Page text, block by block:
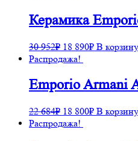
Керамика
30 952₽ 18 890₽ В корзину
Распродажа!
Emporio Armani
22 684₽ 18 800₽ В корзину
Распродажа!